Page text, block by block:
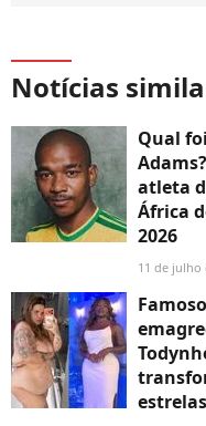
Notícias
Qual
atleta
África
2026
11 de julho